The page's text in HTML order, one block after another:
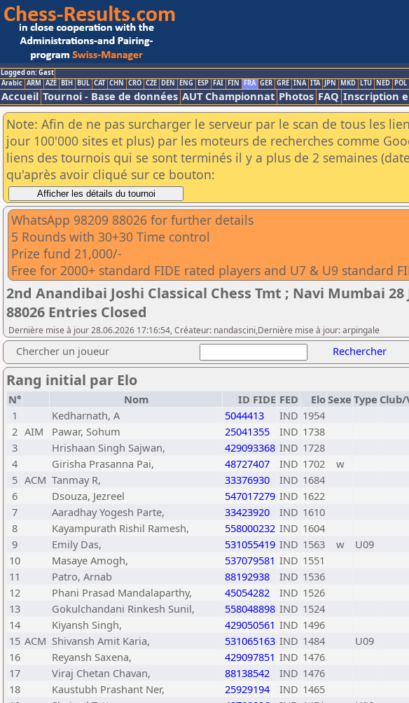
Logged on: Gast
Arabic ARM AZE BIH BUL CAT CHN CRO CZE DEN ENG ESP FAI FIN FRA GER GRE INA ITA JPN MKD LTU NED POL
Accueil Tournoi - Base de données AUT Championnat Photos FAQ Inscription
Note: Afin de ne pas surcharger le serveur par le scan de tous les
jour 100'000 sites et plus) par les moteurs de recherches comme
liens des tournois qui se sont terminés il y a plus de 2 semaines
qu'après avoir cliqué sur ce bouton:
WhatsApp 98209 88026 for further details
5 Rounds with 30+30 Time control
Prize fund 21,000/-
Free for 2000+ standard FIDE rated players and U7 & U9 standard
2nd Anandibai Joshi Classical Chess Tmt ; Navi Mumbai 28
88026 Entries Closed
Dernière mise à jour 28.06.2026 17:16:54, Créateur: nandascini,Dernière mise à jour: arpingale
Chercher un joueur Rechercher
Rang initial par Elo
N° Nom ID FIDE FED EloSexe Type Club/
1
Kedharnath, A 5044413 IND 1954
2 AIM Pawar, Sohum 25041355 IND 1738
3
Hrishaan Singh Sajwan, 429093368 IND 1728
4
Girisha Prasanna Pai, 48727407 IND 1702
w
5 ACM Tanmay R, 33376930 IND 1684
6
Dsouza, Jezreel 547017279 IND 1622
7
Aaradhay Yogesh Parte, 33423920 IND 1610
8
Kayampurath Rishil Ramesh, 558000232 IND 1604
9
Emily Das, 531055419 IND 1563 w
U09
10
Masaye Amogh, 537079581 IND 1551
11
Patro, Arnab 88192938 IND 1536
12
Phani Prasad Mandalaparthy, 45054282 IND 1526
13
Gokulchandani Rinkesh Sunil, 558048898 IND 1524
14
Kiyansh Singh, 429050561 IND 1496
15 ACM Shivansh Amit Karia, 531065163 IND 1484
U09
16
Reyansh Saxena, 429097851 IND 1476
17
Viraj Chetan Chavan, 88138542 IND 1476
18
Kaustubh Prashant Ner, 25929194 IND 1465